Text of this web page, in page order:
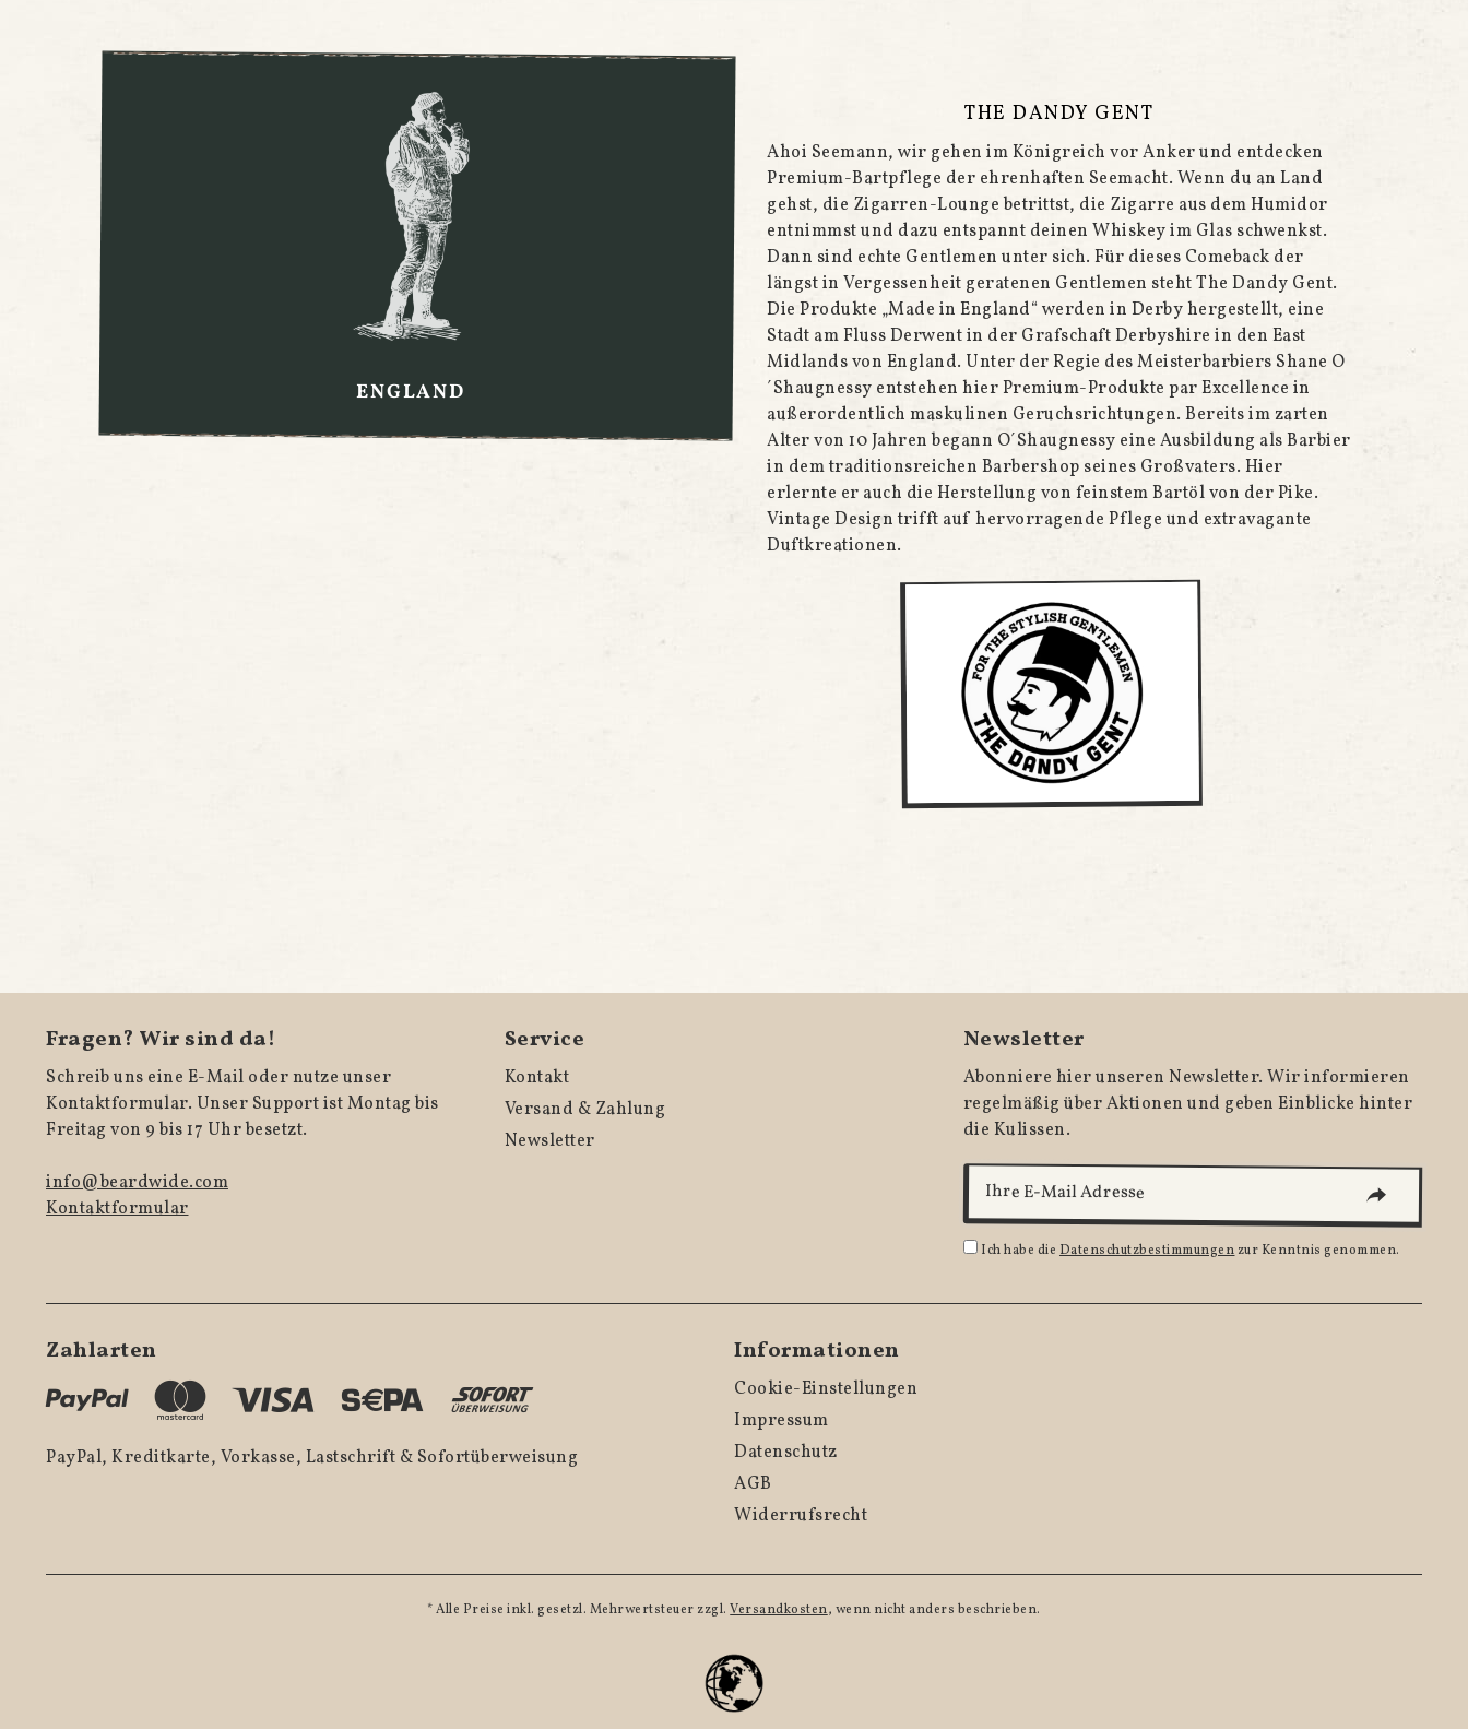
ENGLAND
THE DANDY GENT
Ahoi Seemann, wir gehen im Königreich vor Anker und entdecken
Premium-Bartpflege der ehrenhaften Seemacht. Wenn du an Land
gehst, die Zigarren-Lounge betrittst, die Zigarre aus dem Humidor
entnimmst und dazu entspannt deinen Whiskey im Glas schwenkst.
Dann sind echte Gentlemen unter sich. Für dieses Comeback der
längst in Vergessenheit geratenen Gentlemen steht The Dandy Gent.
Die Produkte „Made in England“ werden in Derby hergestellt, eine
Stadt am Fluss Derwent in der Grafschaft Derbyshire in den East
Midlands von England. Unter der Regie des Meisterbarbiers Shane O
´Shaugnessy entstehen hier Premium-Produkte par Excellence in
außerordentlich maskulinen Geruchsrichtungen. Bereits im zarten
Alter von 10 Jahren begann O´Shaugnessy eine Ausbildung als Barbier
in dem traditionsreichen Barbershop seines Großvaters. Hier
erlernte er auch die Herstellung von feinstem Bartöl von der Pike.
Vintage Design trifft auf hervorragende Pflege und extravagante
Duftkreationen.
Fragen? Wir sind da!
Schreib uns eine E-Mail oder nutze unser
Kontaktformular. Unser Support ist Montag bis
Freitag von 9 bis 17 Uhr besetzt.
info@beardwide.com
Kontaktformular
Service
Kontakt
Versand & Zahlung
Newsletter
Newsletter
Abonniere hier unseren Newsletter. Wir informieren
regelmäßig über Aktionen und geben Einblicke hinter
die Kulissen.
Ich habe die Datenschutzbestimmungenzur Kenntnis genommen.
Zahlarten
PayPal, Kreditkarte, Vorkasse, Lastschrift & Sofortüberweisung
Informationen
Cookie-Einstellungen
Impressum
Datenschutz
AGB
Widerrufsrecht
* Alle Preise inkl. gesetzl. Mehrwertsteuer zzgl.Versandkosten, wenn nicht anders beschrieben.